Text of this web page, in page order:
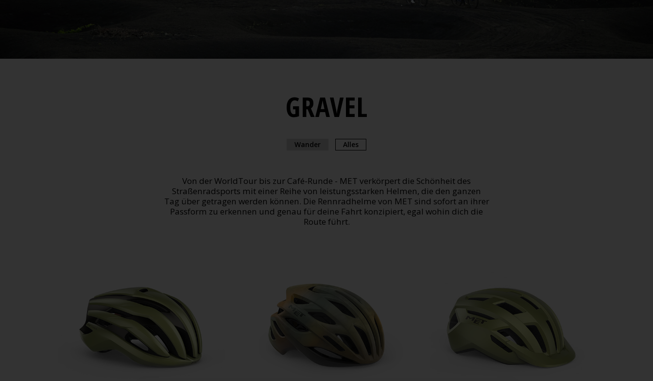
GRAVEL
Wander Alles
Von der WorldTour bis zur Café-Runde - MET verkörpert die Schönheit des
Straßenradsports mit einer Reihe von leistungsstarken Helmen, die den ganzen
Tag über getragen werden können. Die Rennradhelme von MET sind sofort an ihrer
Passform zu erkennen und genau für deine Fahrt konzipiert, egal wohin dich die
Route führt.